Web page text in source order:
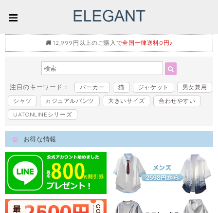
12,999円以上のご購入で全国一律送料0円♪
注目のキーワード： パーカー 猫 ジャケット
男女兼用
シャツ
カジュアルパンツ 大きいサイズ
合わせやすい
UATONLINEシリーズ
お得な情報